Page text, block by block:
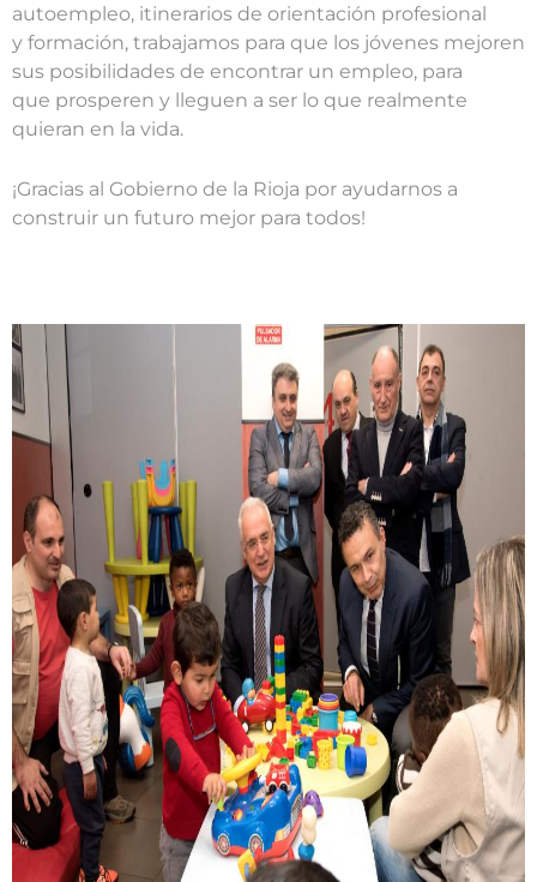
autoempleo, itinerarios de orientación profesional
y formación, trabajamos para que los jóvenes mejoren
sus posibilidades de encontrar un empleo, para
que prosperen y lleguen a ser lo que realmente
quieran en la vida.
¡Gracias al Gobierno de la Rioja por ayudarnos a
construir un futuro mejor para todos!